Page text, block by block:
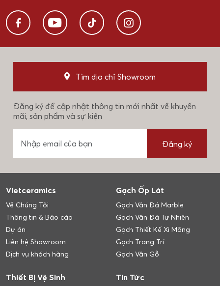
Tìm địa chỉ Showroom
Đăng ký để cập nhật thông tin mới nhất về khuyến
mãi, sản phẩm và sự kiện
Đăng ký
Vietceramics
Về Chúng Tôi
Thông tin & Báo cáo
Dự án
Liên hệ Showroom
Dịch vụ khách hàng
Gạch Ốp Lát
Gạch Vân Đá Marble
Gạch Vân Đá Tự Nhiên
Gạch Thiết Kế Xi Măng
Gạch Trang Trí
Gạch Vân Gỗ
Thiết Bị Vệ Sinh Tin Tức